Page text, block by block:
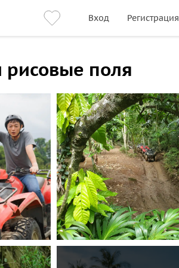
Вход Регистрация
рисовые поля